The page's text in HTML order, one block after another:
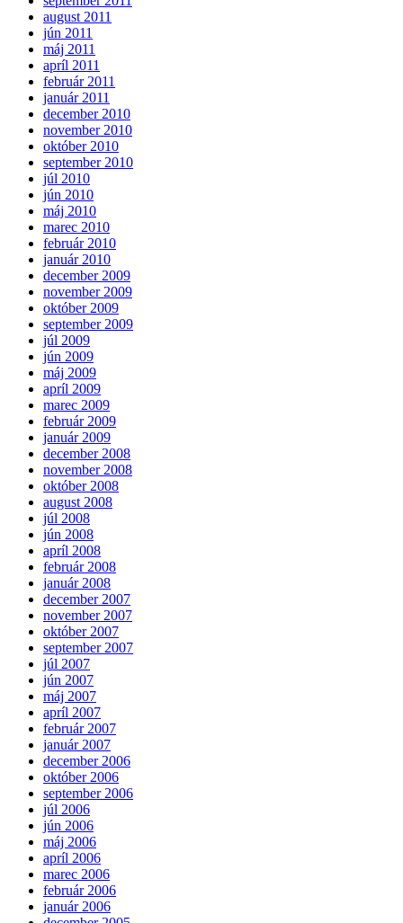
august 2011
jún 2011
máj 2011
apríl 2011
február 2011
január 2011
december 2010
november 2010
október 2010
september 2010
júl 2010
jún 2010
máj 2010
marec 2010
február 2010
január 2010
december 2009
november 2009
október 2009
september 2009
júl 2009
jún 2009
máj 2009
apríl 2009
marec 2009
február 2009
január 2009
december 2008
november 2008
október 2008
august 2008
júl 2008
jún 2008
apríl 2008
február 2008
január 2008
december 2007
november 2007
október 2007
september 2007
júl 2007
jún 2007
máj 2007
apríl 2007
február 2007
január 2007
december 2006
október 2006
september 2006
júl 2006
jún 2006
máj 2006
apríl 2006
marec 2006
február 2006
január 2006